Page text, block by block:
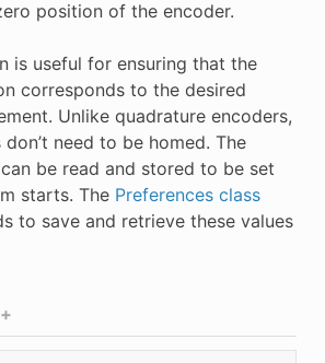
position of the encoder.
is useful for ensuring that the
corresponds to the desired
Unlike quadrature encoders,
need to be homed. The
be read and stored to be set
starts. The Preferences class
to save and retrieve these values